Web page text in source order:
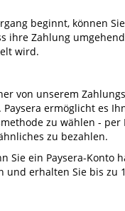
beginnt, können
ihre Zahlung
wird.
von unserem
Paysera ermöglicht es
zu wählen - per
zu bezahlen.
Sie ein Paysera-Konto
und erhalten Sie bis zu